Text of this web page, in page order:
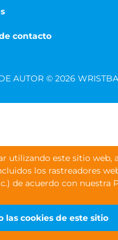
contacto
AUTOR © 2026
utilizando este sitio web,
los rastreadores
de acuerdo con nuestra
las cookies de este sitio